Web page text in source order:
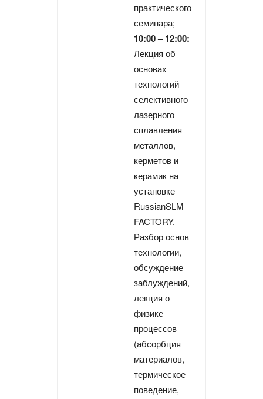
практического
семинара;
10:00 – 12:00:
Лекция об
основах
технологий
селективного
лазерного
сплавления
металлов,
керметов и
керамик на
установке
RussianSLM
FACTORY.
Разбор основ
технологии,
обсуждение
заблуждений,
лекция о
физике
процессов
(абсорбция
материалов,
термическое
поведение,